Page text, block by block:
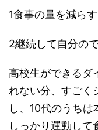
1食事の量を減ら
2継続して自分の
高校生ができるダ
れない分、すごく
し、10代のうちは
しっかり運動し